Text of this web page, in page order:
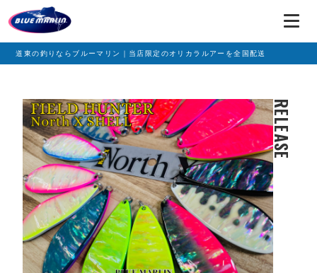
道東の釣りならブルーマリン｜当店限定のオリカラルアーを全国配送
RELEASE